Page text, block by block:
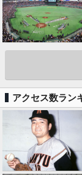
アクセス数ラン